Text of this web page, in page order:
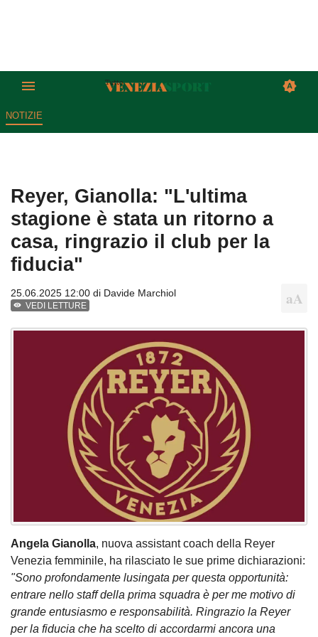
NOTIZIE
Reyer, Gianolla: "L'ultima
stagione è stata un ritorno a
casa, ringrazio il club per la
fiducia"
25.06.2025 12:00 di Davide Marchiol
VEDI LETTURE
Angela Gianolla, nuova assistant coach della Reyer
Venezia femminile, ha rilasciato le sue prime dichiarazioni:
"Sono profondamente lusingata per questa opportunità:
entrare nello staff della prima squadra è per me motivo di
grande entusiasmo e responsabilità. Ringrazio la Reyer
per la fiducia che ha scelto di accordarmi ancora una